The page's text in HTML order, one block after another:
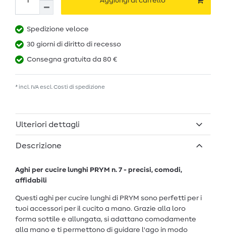
Spedizione veloce
30 giorni di diritto di recesso
Consegna gratuita da 80 €
* incl. IVA escl.Costi di spedizione
Ulteriori dettagli
Descrizione
Aghi per cucire lunghi PRYM n. 7 - precisi, comodi,
affidabili
Questi aghi per cucire lunghi di PRYM sono perfetti per i
tuoi accessori per il cucito a mano. Grazie alla loro
forma sottile e allungata, si adattano comodamente
alla mano e ti permettono di guidare l'ago in modo